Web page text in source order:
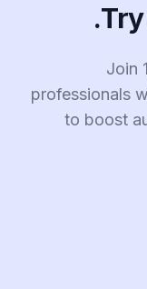
Join
professionals
to boost